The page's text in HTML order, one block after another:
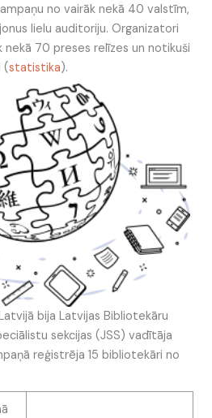
no vairāk nekā 40 valstīm,
lielu auditoriju. Organizatori
nekā 70 preses relīzes un notikuši
(statistika).
bija Latvijas Bibliotekāru
sekcijas (JSS) vadītāja
reģistrēja 15 bibliotekāri no